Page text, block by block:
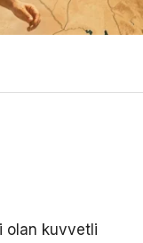
olan kuvvetli